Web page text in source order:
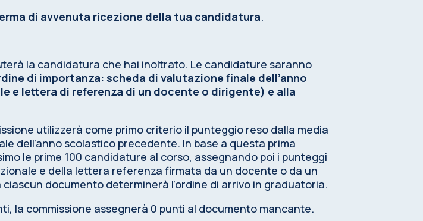
di avvenuta ricezione della tua candidatura.
la candidatura che hai inoltrato. Le candidature saranno
di importanza: scheda di valutazione finale dell’anno
e lettera di referenza di un docente o dirigente) e alla
utilizzerà come primo criterio il punteggio reso dalla media
dell’anno scolastico precedente. In base a questa prima
le prime 100 candidature al corso, assegnando poi i punteggi
e della lettera referenza firmata da un docente o da un
documento determinerà l’ordine di arrivo in graduatoria.
la commissione assegnerà 0 punti al documento mancante.